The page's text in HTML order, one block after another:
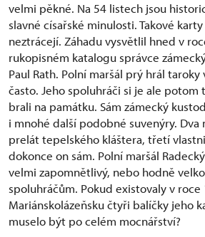
velmi pěkné. Na 54 listech jsou
slavné císařské minulosti. Takové
neztrácejí. Záhadu vysvětlil hned v
rukopisném katalogu správce
Paul Rath. Polní maršál prý hrál
často. Jeho spoluhráči si je ale potom
brali na památku. Sám zámecký
i mnohé další podobné suvenýry. Dva
prelát tepelského kláštera, třetí
dokonce on sám. Polní maršál
velmi zapomnětlivý, nebo hodně
spoluhráčům. Pokud existovaly v roce
Mariánskolázeňsku čtyři balíčky jeho
muselo být po celém mocnářství?